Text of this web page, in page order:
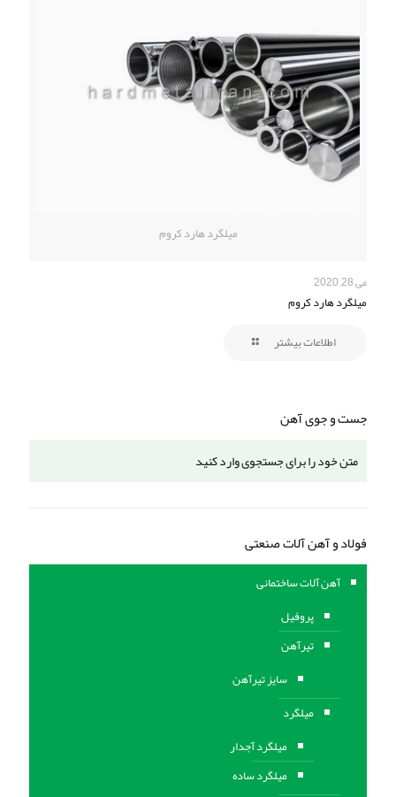
میلگرد هارد کروم
می 28, 2020
میلگرد هارد کروم
اطلاعات بیشتر
جست و جوی آهن
فولاد و آهن آلات صنعتی
آهن آلات ساختمانی
پروفیل
تیرآهن
سایز تیرآهن
میلگرد
میلگرد آجدار
میلگرد ساده